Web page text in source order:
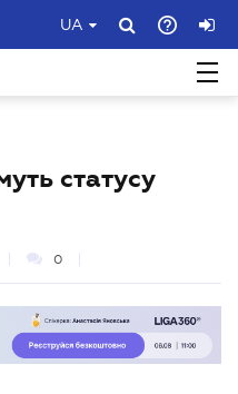
UA
статусу
0